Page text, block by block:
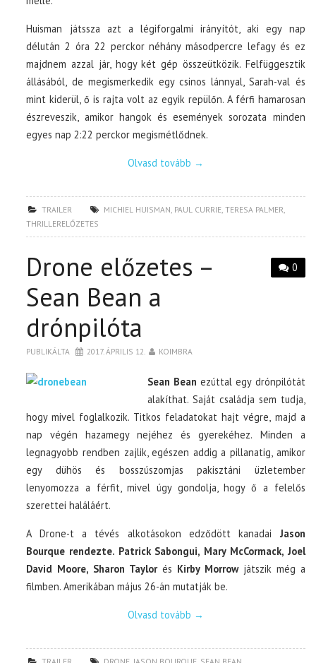
Huisman játssza azt a légiforgalmi irányítót, aki egy nap
délután 2 óra 22 perckor néhány másodpercre lefagy és ez
majdnem azzal jár, hogy két gép összeütközik. Felfüggesztik
állásából, de megismerkedik egy csinos lánnyal, Sarah-val és
mint kiderül, ő is rajta volt az egyik repülőn. A férfi hamarosan
észreveszik, amikor hangok és események sorozata minden
egyes nap 2:22 perckor megismétlődnek.
Olvasd tovább →
TRAILER MICHIEL HUISMAN, PAUL CURRIE,TERESA PALMER,
THRILLERELŐZETES
0
Drone előzetes –
Sean Bean a
drónpilóta
PUBLIKÁLTA 2017. ÁPRILIS 12. KOIMBRA
Sean Bean ezúttal egy drónpilótát
alakíthat. Saját családja sem tudja,
hogy mivel foglalkozik. Titkos feladatokat hajt végre, majd a
nap végén hazamegy nejéhez és gyerekéhez. Minden a
legnagyobb rendben zajlik, egészen addig a pillanatig, amikor
egy dühös és bosszúszomjas pakisztáni üzletember
lenyomozza a férfit, mivel úgy gondolja, hogy ő a felelős
szerettei haláláért.
A Drone-t a tévés alkotásokon edződött kanadai Jason
Bourque rendezte. Patrick Sabongui, Mary McCormack, Joel
David Moore, Sharon Taylorés Kirby Morrowjátszik még a
filmben. Amerikában május 26-án mutatják be.
Olvasd tovább →